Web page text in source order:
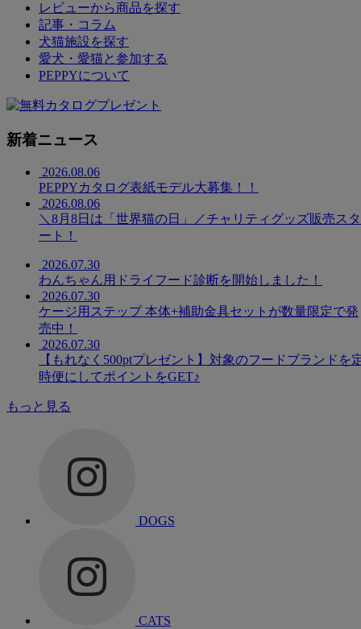
レビューから商品を探す
記事・コラム
犬猫施設を探す
愛犬・愛猫と参加する
PEPPYについて
新着ニュース
2026.08.06
PEPPYカタログ表紙モデル大募集！！
2026.08.06
＼8月8日は「世界猫の日」／チャリティグッズ販売スタ
ート！
2026.07.30
わんちゃん用ドライフード診断を開始しました！
2026.07.30
ケージ用ステップ 本体+補助金具セットが数量限定で発
売中！
2026.07.30
【もれなく500ptプレゼント】対象のフードブランドを
時便にしてポイントをGET♪
もっと見る
DOGS
CATS